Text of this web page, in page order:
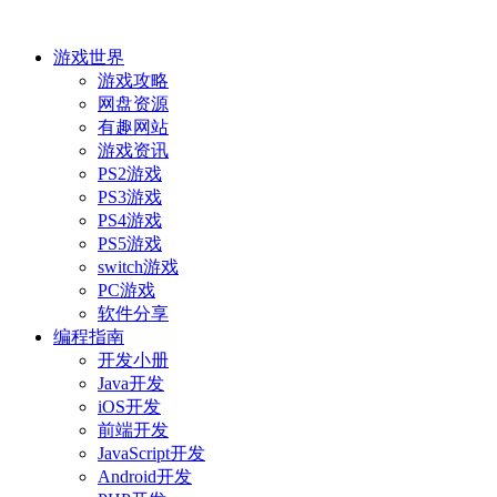
游戏世界
游戏攻略
网盘资源
有趣网站
游戏资讯
PS2游戏
PS3游戏
PS4游戏
PS5游戏
switch游戏
PC游戏
软件分享
编程指南
开发小册
Java开发
iOS开发
前端开发
JavaScript开发
Android开发